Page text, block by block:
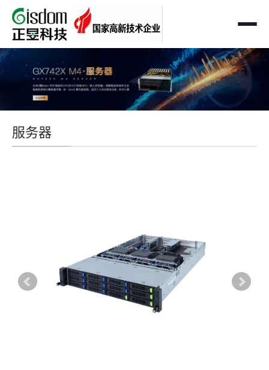
首页
工作站
AMD企业级工作站
Intel 企业级工作站
多屏工作站
塔式静音通用工作站
服务器
通用服务器
高频应用服务器
存储
定制化分类
成功案例
服务器